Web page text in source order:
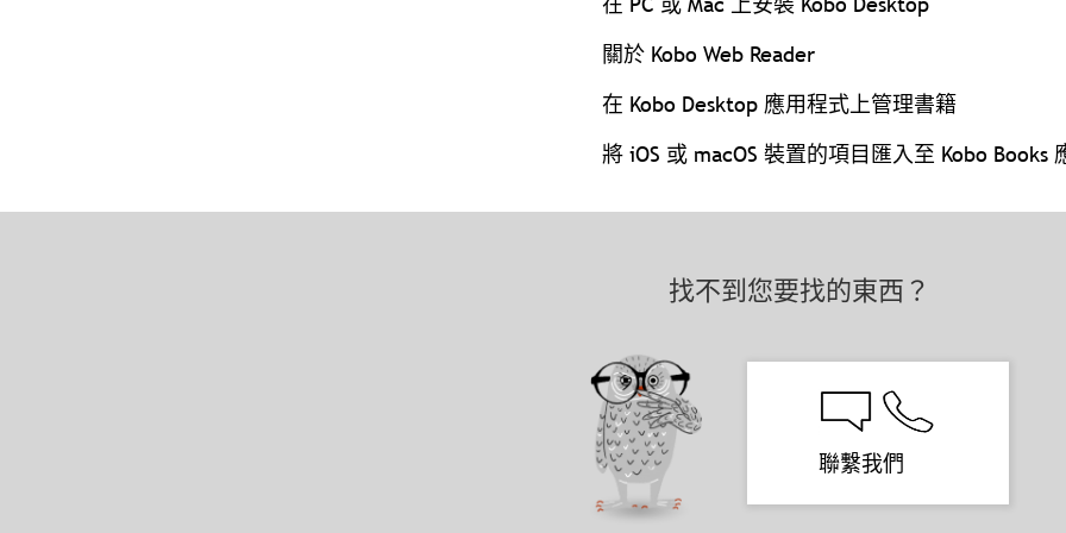
關於 Kobo Web Reader
在 Kobo Desktop 應用程式上管理書籍
將 iOS 或 macOS 裝置的項目匯入至 Kobo Books
找不到您要找的東西？
聯繫我們